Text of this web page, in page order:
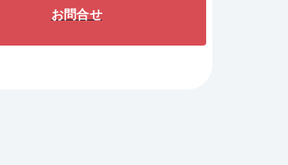
お問合せ